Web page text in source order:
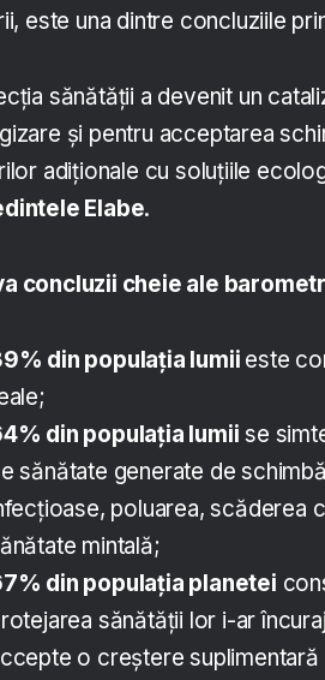
este una dintre concluziile
sănătății a devenit un
și pentru acceptarea
adiționale cu soluțiile
Elabe.
concluzii cheie ale
din populația lumii este
din populația lumii se
sănătate generate de
poluarea, scăderea
mintală;
din populația planetei
sănătății lor i-ar
o creștere suplimentară